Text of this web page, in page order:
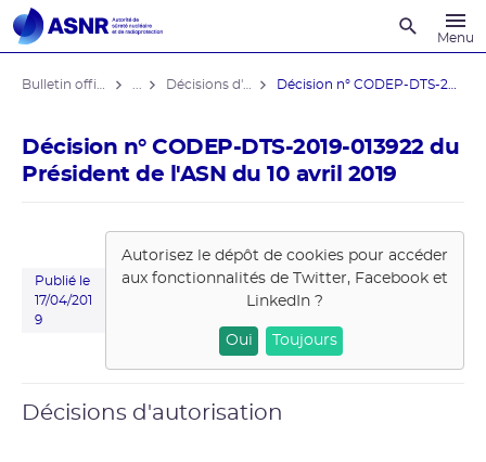
Menu
Décision n° CODEP-DTS-2019-013922 du
Président de l'ASN du 10 avril 2019
Publié le
17/04/201
9
Autorisez le dépôt de cookies pour accéder
aux fonctionnalités deTwitter, Facebook et
LinkedIn ?
Oui Toujours
Décisions d'autorisation